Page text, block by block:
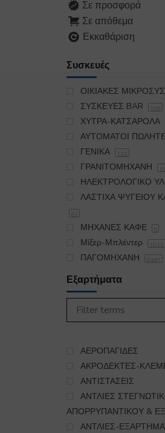
Σε προσφορά
Σε απόθεμα
Εκκαθάριση
Συσκευές
ΟΙΚΙΑΚΕΣ
ΣΥΣΚΕΥΕΣ BAR 159
ΧΥΤΡΑ-ΚΑΤΣΑΡΟΛΑ
ΑΥΤΟΜΑΤΟΙ
ΓΕΝΙΚΑ 122
ΓΡΑΝΙΤΟΜΗΧΑΝΗ
ΗΛΕΚΤΡΟΛΟΓΙΚΟ
ΛΑΣΤΙΧΑ ΨΥΓΕΙΟΥ
61
ΜΗΧΑΝΕΣ ΚΑΦΕ 5
Μίξερ-Μπλέντερ 1011
ΠΑΓΟΜΗΧΑΝΗ 6467
ΠΛΥΝΤΗΡΙΟ
ΣΙΔΕΡΩΤΗΡΙΟ
985
ΨΥΞΗ-ΘΕΡΜΑΝΣΗ
ΕΞΑΡΤΗΜΑΤΑ
ΥΓΡΑΕΡΙΟΥ-GAS
Εξαρτήματα
ΑΕΡΟΠΑΓΙΔΕΣ
ΑΚΡΟΔΕΚΤΕΣ-
ΑΝΤΙΣΤΑΣΕΙΣ
ΑΝΤΛΙΕΣ
ΑΠΟΡΡΥΠΑΝΤΙΚΟΥ &
ΑΝΤΛΙΕΣ-